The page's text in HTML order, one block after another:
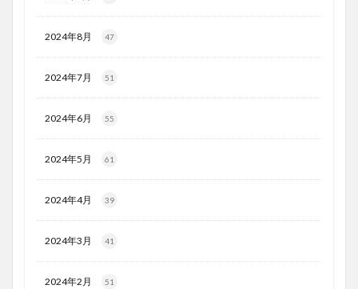
2024年8月 47
2024年7月 51
2024年6月 55
2024年5月 61
2024年4月 39
2024年3月 41
2024年2月 51